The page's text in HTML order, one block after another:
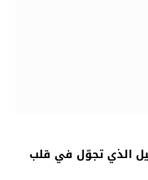
الذي تجوّل في قلب